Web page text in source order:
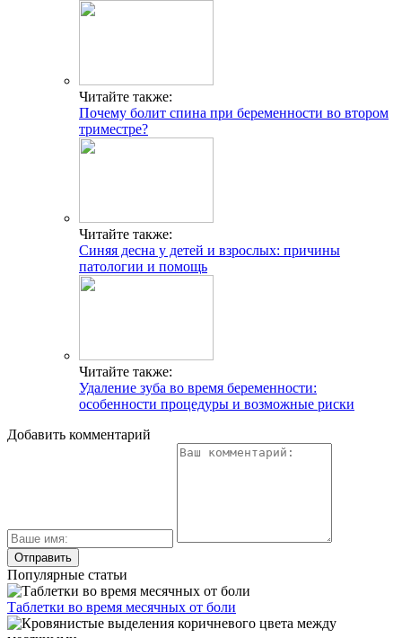
Читайте также:
Почему болит спина при беременности во втором
триместре?
Читайте также:
Синяя десна у детей и взрослых: причины
патологии и помощь
Читайте также:
Удаление зуба во время беременности:
особенности процедуры и возможные риски
Добавить комментарий
Популярные статьи
Таблетки во время месячных от боли